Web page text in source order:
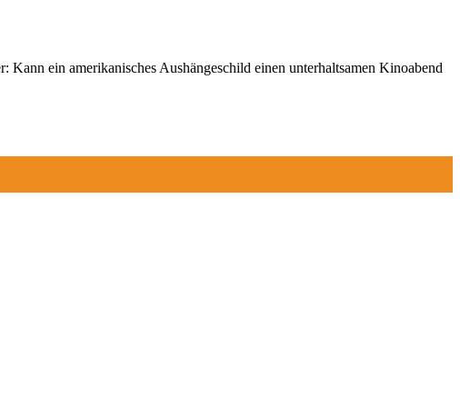
Kann ein amerikanisches Aushängeschild einen unterhaltsamen Kinoabend